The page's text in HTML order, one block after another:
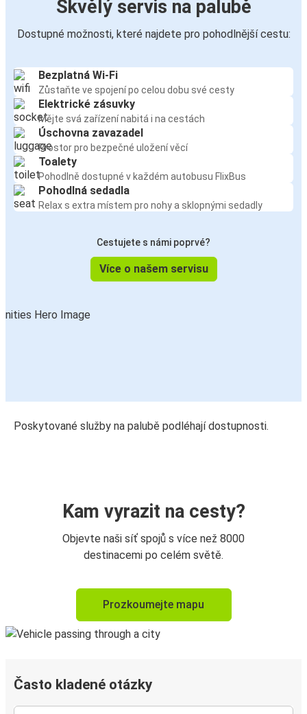
Skvělý servis na palubě
Dostupné možnosti, které najdete pro pohodlnější cestu:
Bezplatná Wi-Fi
Zůstaňte ve spojení po celou dobu své cesty
Elektrické zásuvky
Mějte svá zařízení nabitá i na cestách
Úschovna zavazadel
Prostor pro bezpečné uložení věcí
Toalety
Pohodlně dostupné v každém autobusu FlixBus
Pohodlná sedadla
Relax s extra místem pro nohy a sklopnými sedadly
Cestujete s námi poprvé?
Více o našem servisu
Poskytované služby na palubě podléhají dostupnosti.
Kam vyrazit na cesty?
Objevte naši síť spojů s více než 8000
destinacemi po celém světě.
Prozkoumejte mapu
Často kladené otázky